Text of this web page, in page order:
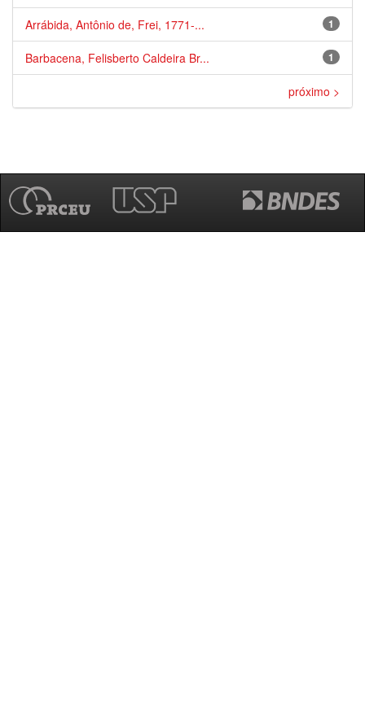
1
Arrábida, Antônio de, Frei, 1771-...
1
Barbacena, Felisberto Caldeira Br...
próximo >